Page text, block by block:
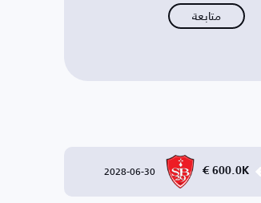
متابعة
600.0K €
2028-06-30